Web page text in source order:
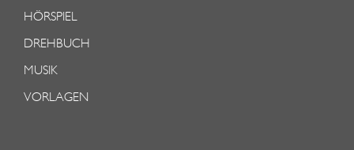
HÖRSPIEL
DREHBUCH
MUSIK
VORLAGEN